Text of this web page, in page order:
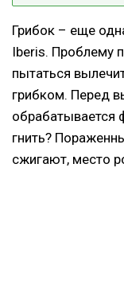
Грибок – еще
Iberis. Проблему
пытаться
грибком. Перед
обрабатывается
гнить?
сжигают, место